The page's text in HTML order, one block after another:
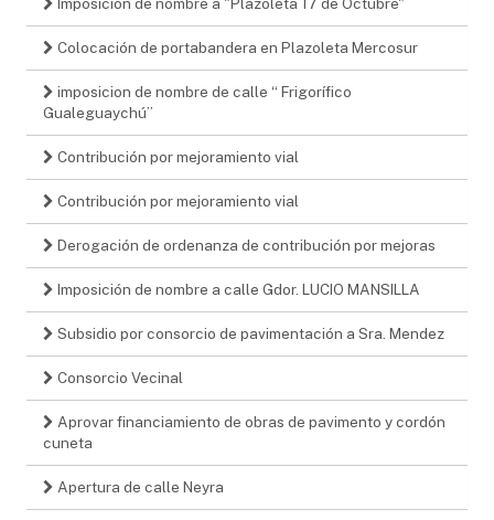
Colocación de portabandera en Plazoleta Mercosur
imposicion de nombre de calle “ Frigorífico
Gualeguaychú”
Contribución por mejoramiento vial
Contribución por mejoramiento vial
Derogación de ordenanza de contribución por mejoras
Imposición de nombre a calle Gdor. LUCIO MANSILLA
Subsidio por consorcio de pavimentación a Sra. Mendez
Consorcio Vecinal
Aprovar financiamiento de obras de pavimento y cordón
cuneta
Apertura de calle Neyra